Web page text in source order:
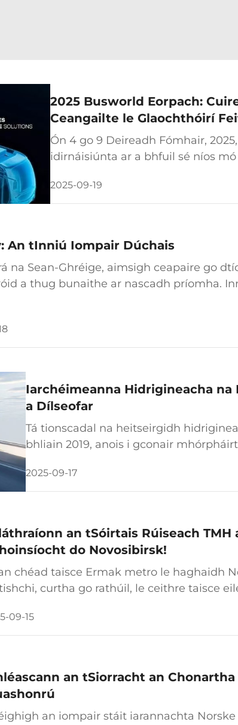
2025 Busworld Eorpach:
Ceangailte le Glaochthóirí
ar Taispeáin
Ón 4 go 9 Deireadh Fómhair,
idirnáisiúnta ar a bhfuil sé níos
oibríocht ard-chumas agus
2025-09-19
An tInniú Iompair Dúchais
na Sean-Ghréige, aimsigh ceapaire go
a thug bunaithe ar nascadh príomha.
Iarchéimeanna Hidrigineacha
a Dílseofar
Tá tionscadal na heitseirgidh
bhliain 2019, anois i gconair
Adamhach, Iarnróid na Rúise, agus an
haghaidh an chéad o...
2025-09-17
an tSóirtais Rúiseach
do Novosibirsk!
chéad taisce Ermak metro le haghaidh
curtha go rathúil, le ceithre taisce
bliain 2025 thart. Déantar an múnla
...
09-15
an tSiorracht an
an iompair stáit iarannachta